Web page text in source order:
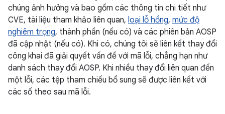
chúng ảnh hưởng và bao gồm các thông tin chi tiết như
CVE, tài liệu tham khảo liên quan, loại lỗ hổng, mức độ
nghiêm trọng, thành phần (nếu có) và các phiên bản AOSP
đã cập nhật (nếu có). Khi có, chúng tôi sẽ liên kết thay đổi
công khai đã giải quyết vấn đề với mã lỗi, chẳng hạn như
danh sách thay đổi AOSP. Khi nhiều thay đổi liên quan đến
một lỗi, các tệp tham chiếu bổ sung sẽ được liên kết với
các số theo sau mã lỗi.